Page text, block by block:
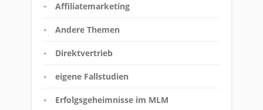
Affiliatemarketing
Andere Themen
Direktvertrieb
eigene Fallstudien
Erfolgsgeheimnisse im MLM